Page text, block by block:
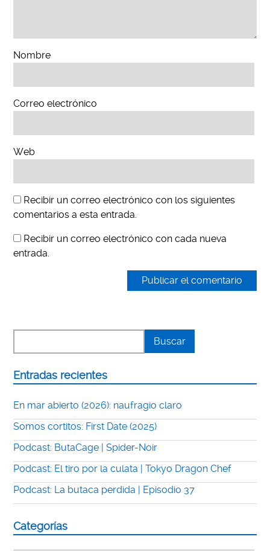
Nombre
Correo electrónico
Web
Recibir un correo electrónico con los siguientes
comentarios a esta entrada.
Recibir un correo electrónico con cada nueva
entrada.
Entradas recientes
En mar abierto (2026): naufragio claro
Somos cortitos: First Date (2025)
Podcast: ButaCage | Spider-Noir
Podcast: El tiro por la culata | Tokyo Dragon Chef
Podcast: La butaca perdida | Episodio 37
Categorías